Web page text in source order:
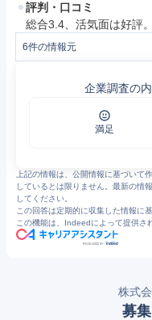
評判・口コミ
総合3.4、活気面は好評
6件の情報元
https://www.kskcom.jp/care.html
https://www.kskcom.jp/index.html
神奈川総合企画の評判・口コ
企業調査の
満足
上記の情報は、公開情報に基づいて
しているとは限りません。最新の情
してください。
この回答は定期的に収集した情報に
この機能は、Indeedによって提供さ
株式
募